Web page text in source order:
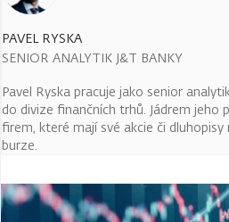
PAVEL RYSKA
SENIOR ANALYTIK J&T BANKY
Pavel Ryska pracuje jako senior
do divize finančních trhů. Jádrem jeho
firem, které mají své akcie či
burze.